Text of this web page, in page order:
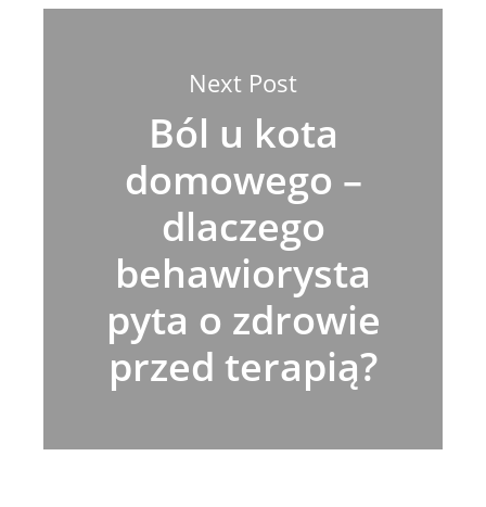
Next Post
Ból u kota
domowego –
dlaczego
behawiorysta
pyta o zdrowie
przed terapią?